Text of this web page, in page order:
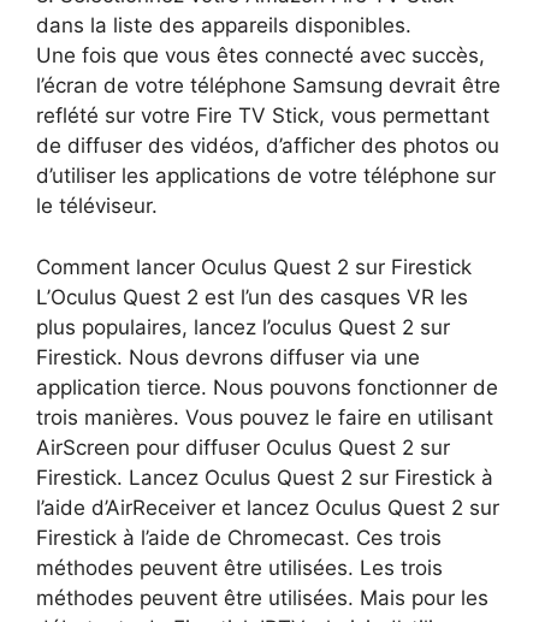
dans la liste des appareils disponibles.
Une fois que vous êtes connecté avec succès,
l’écran de votre téléphone Samsung devrait être
reflété sur votre Fire TV Stick, vous permettant
de diffuser des vidéos, d’afficher des photos ou
d’utiliser les applications de votre téléphone sur
le téléviseur.
Comment lancer Oculus Quest 2 sur Firestick
L’Oculus Quest 2 est l’un des casques VR les
plus populaires, lancez l’oculus Quest 2 sur
Firestick. Nous devrons diffuser via une
application tierce. Nous pouvons fonctionner de
trois manières. Vous pouvez le faire en utilisant
AirScreen pour diffuser Oculus Quest 2 sur
Firestick. Lancez Oculus Quest 2 sur Firestick à
l’aide d’AirReceiver et lancez Oculus Quest 2 sur
Firestick à l’aide de Chromecast. Ces trois
méthodes peuvent être utilisées. Les trois
méthodes peuvent être utilisées. Mais pour les